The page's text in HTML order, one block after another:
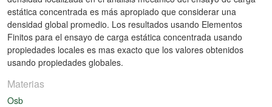
estática concentrada es más apropiado que considerar una
densidad global promedio. Los resultados usando Elementos
Finitos para el ensayo de carga estática concentrada usando
propiedades locales es mas exacto que los valores obtenidos
usando propiedades globales.
Materias
Osb